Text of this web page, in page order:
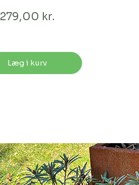
279,00 kr.
Læg i kurv